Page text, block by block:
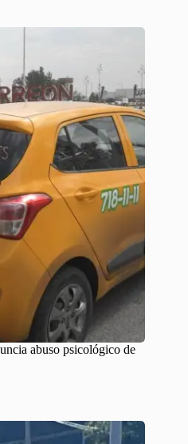
abuso psicológico de